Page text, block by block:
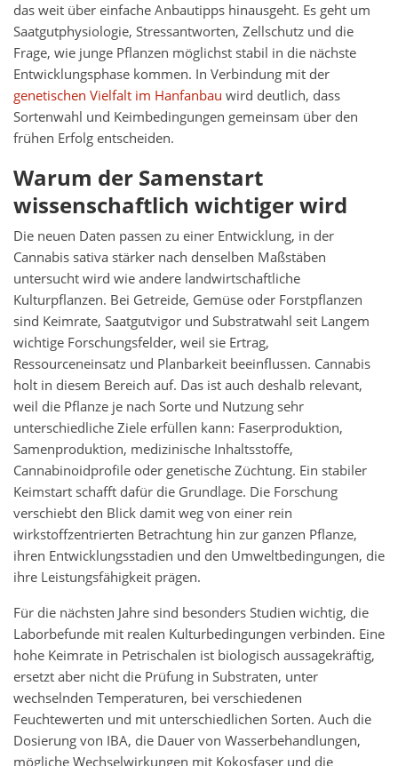
das weit über einfache Anbautipps hinausgeht. Es geht um
Saatgutphysiologie, Stressantworten, Zellschutz und die
Frage, wie junge Pflanzen möglichst stabil in die nächste
Entwicklungsphase kommen. In Verbindung mit der
genetischen Vielfalt im Hanfanbau wird deutlich, dass
Sortenwahl und Keimbedingungen gemeinsam über den
frühen Erfolg entscheiden.
Warum der Samenstart
wissenschaftlich wichtiger wird
Die neuen Daten passen zu einer Entwicklung, in der
Cannabis sativa stärker nach denselben Maßstäben
untersucht wird wie andere landwirtschaftliche
Kulturpflanzen. Bei Getreide, Gemüse oder Forstpflanzen
sind Keimrate, Saatgutvigor und Substratwahl seit Langem
wichtige Forschungsfelder, weil sie Ertrag,
Ressourceneinsatz und Planbarkeit beeinflussen. Cannabis
holt in diesem Bereich auf. Das ist auch deshalb relevant,
weil die Pflanze je nach Sorte und Nutzung sehr
unterschiedliche Ziele erfüllen kann: Faserproduktion,
Samenproduktion, medizinische Inhaltsstoffe,
Cannabinoidprofile oder genetische Züchtung. Ein stabiler
Keimstart schafft dafür die Grundlage. Die Forschung
verschiebt den Blick damit weg von einer rein
wirkstoffzentrierten Betrachtung hin zur ganzen Pflanze,
ihren Entwicklungsstadien und den Umweltbedingungen, die
ihre Leistungsfähigkeit prägen.
Für die nächsten Jahre sind besonders Studien wichtig, die
Laborbefunde mit realen Kulturbedingungen verbinden. Eine
hohe Keimrate in Petrischalen ist biologisch aussagekräftig,
ersetzt aber nicht die Prüfung in Substraten, unter
wechselnden Temperaturen, bei verschiedenen
Feuchtewerten und mit unterschiedlichen Sorten. Auch die
Dosierung von IBA, die Dauer von Wasserbehandlungen,
mögliche Wechselwirkungen mit Kokosfaser und die